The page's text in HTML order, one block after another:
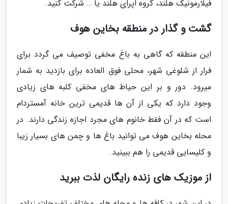
فیلارمونیک هلند، گروه اپرای هلند یا … شرکت کنید.
گشت و گذار در منطقه بخاین هوف
این منطقه که گاهی به باغ مخفی توصیف می گردد برای
فرار از شلوغی شهر، محلی فوق العاده برای بازدید به شمار
میرود. دور و بر این حیاط های مخفی کلبه های زیادی
وجود دارد که یکی از آن ها قدیمی ترین خانه آمستردام
است که در آن فقط خانوم های مجرد اجازه زندگی دارند. در
محله بخاین هوف می توانید باغ ها و چمن های بسیار زیبا
و کلیسایی قدیمی را هم ببینید.
از موزیک های زنده رایگان لذت ببرید